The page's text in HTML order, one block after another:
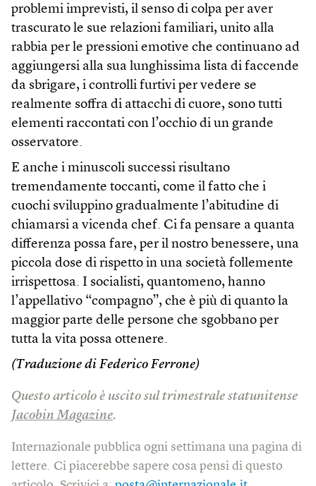
problemi imprevisti, il senso di colpa per aver
trascurato le sue relazioni familiari, unito alla
rabbia per le pressioni emotive che continuano ad
aggiungersi alla sua lunghissima lista di faccende
da sbrigare, i controlli furtivi per vedere se
realmente soffra di attacchi di cuore, sono tutti
elementi raccontati con l’occhio di un grande
osservatore.
E anche i minuscoli successi risultano
tremendamente toccanti, come il fatto che i
cuochi sviluppino gradualmente l’abitudine di
chiamarsi a vicenda chef. Ci fa pensare a quanta
differenza possa fare, per il nostro benessere, una
piccola dose di rispetto in una società follemente
irrispettosa. I socialisti, quantomeno, hanno
l’appellativo “compagno”, che è più di quanto la
maggior parte delle persone che sgobbano per
tutta la vita possa ottenere.
(Traduzione di Federico Ferrone)
Questo articolo è uscito sul trimestrale statunitense
Jacobin Magazine.
Internazionale pubblica ogni settimana una pagina di
lettere. Ci piacerebbe sapere cosa pensi di questo